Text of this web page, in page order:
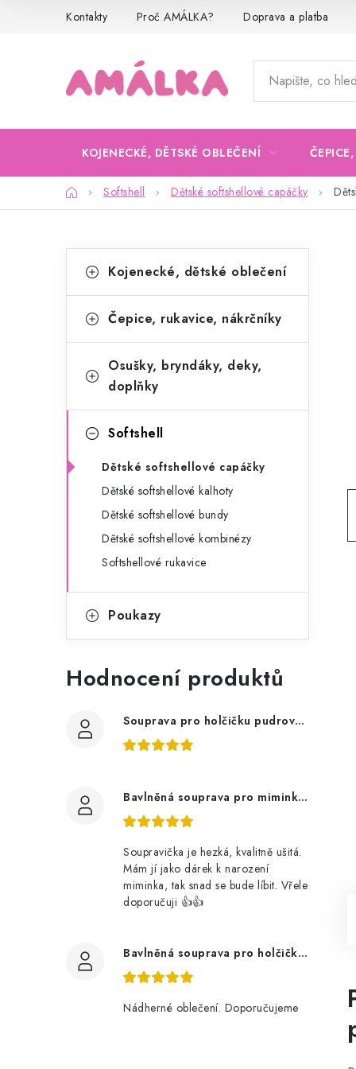
Kontakty Proč AMÁLKA? Doprava a platba
KOJENECKÉ, DĚTSKÉ OBLEČENÍ
DomůSoftshell Dětské softshellové capáčky
o
t
a
n
n
kategorie
a
e
r
e
Kojenecké, dětské oblečení
Čepice, rukavice, nákrčníky
Osušky, bryndáky, deky,
doplňky
Softshell
Dětské softshellové capáčky
Dětské softshellové kalhoty
Dětské softshellové bundy
Dětské softshellové kombinézy
Softshellové rukavice
Poukazy
Hodnocení produktů
Souprava pro holčičku pudrově růžová, ptáčci květy
Bavlněná souprava pro miminko, zvířátka v lese
Soupravička je hezká, kvalitně ušitá.
Mám jí jako dárek k narození
miminka, tak snad se bude líbit. Vřele
doporučuji 👍👍
Bavlněná souprava pro holčičku, tmavé květy
Nádherné oblečení. Doporučujeme